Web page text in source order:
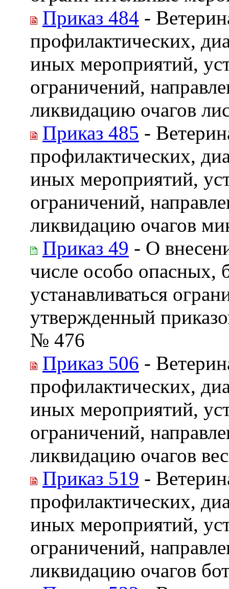
Приказ 484 -
профилактических,
иных мероприятий,
ограничений,
ликвидацию очагов
Приказ 485 -
профилактических,
иных мероприятий,
ограничений,
ликвидацию очагов
Приказ 49 - О
числе особо опасных,
устанавливаться
утвержденный
№ 476
Приказ 506 -
профилактических,
иных мероприятий,
ограничений,
ликвидацию очагов
Приказ 519 -
профилактических,
иных мероприятий,
ограничений,
ликвидацию очагов